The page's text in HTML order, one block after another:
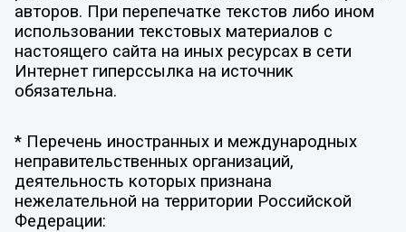
авторов. При перепечатке текстов либо ином
использовании текстовых материалов с
настоящего сайта на иных ресурсах в сети
Интернет гиперссылка на источник
обязательна.
* Перечень иностранных и международных
неправительственных организаций,
деятельность которых признана
нежелательной на территории Российской
Федерации: